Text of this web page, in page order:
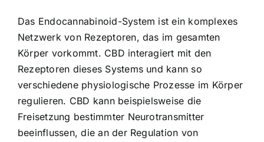
Das Endocannabinoid-System ist ein komplexes
Netzwerk von Rezeptoren, das im gesamten
Körper vorkommt. CBD interagiert mit den
Rezeptoren dieses Systems und kann so
verschiedene physiologische Prozesse im Körper
regulieren. CBD kann beispielsweise die
Freisetzung bestimmter Neurotransmitter
beeinflussen, die an der Regulation von